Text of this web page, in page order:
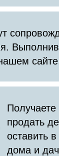
продать
оставить
дома и